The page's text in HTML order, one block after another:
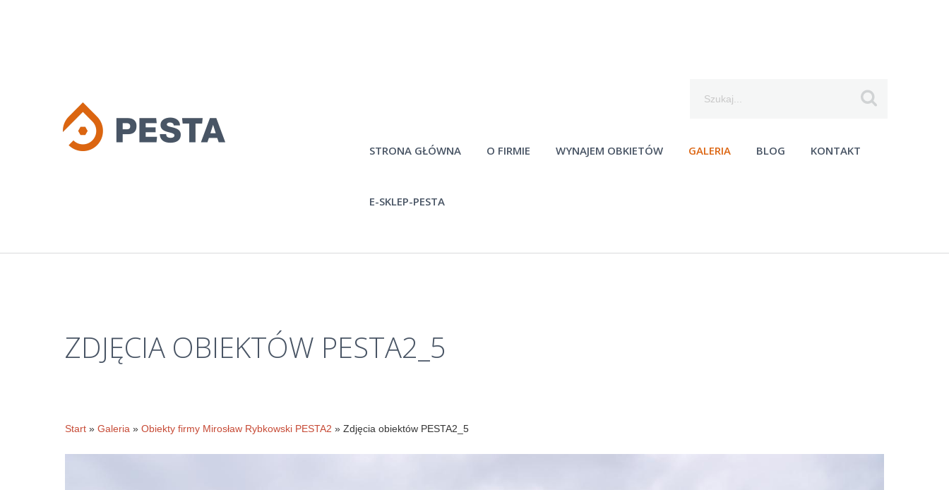
STRONA GŁÓWNA O FIRMIE WYNAJEM OBKIETÓW GALERIA BLOG KONTAKT
E-SKLEP-PESTA
ZDJĘCIA OBIEKTÓW PESTA2_5
Start » Galeria » Obiekty firmy Mirosław Rybkowski PESTA2 » Zdjęcia obiektów PESTA2_5